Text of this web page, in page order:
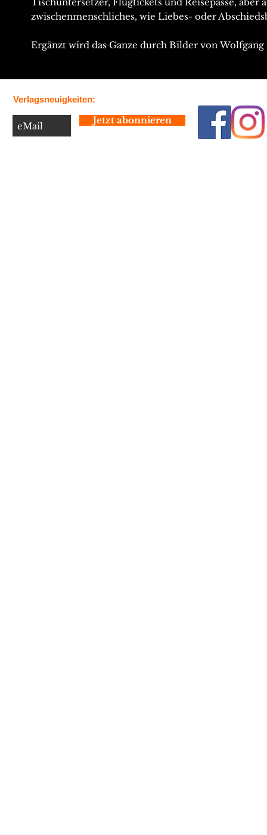
zwischenmenschliches, wie Liebes- oder
Ergänzt wird das Ganze durch Bilder von Wolfgang
Verlagsneuigkeiten:
Jetzt abonnieren